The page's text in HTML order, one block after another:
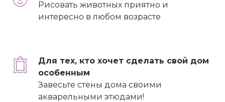
Рисовать животных приятно и
интересно в любом возрасте
Для тех, кто хочет сделать свой дом
особенным
Завесьте стены дома своими
акварельными этюдами!